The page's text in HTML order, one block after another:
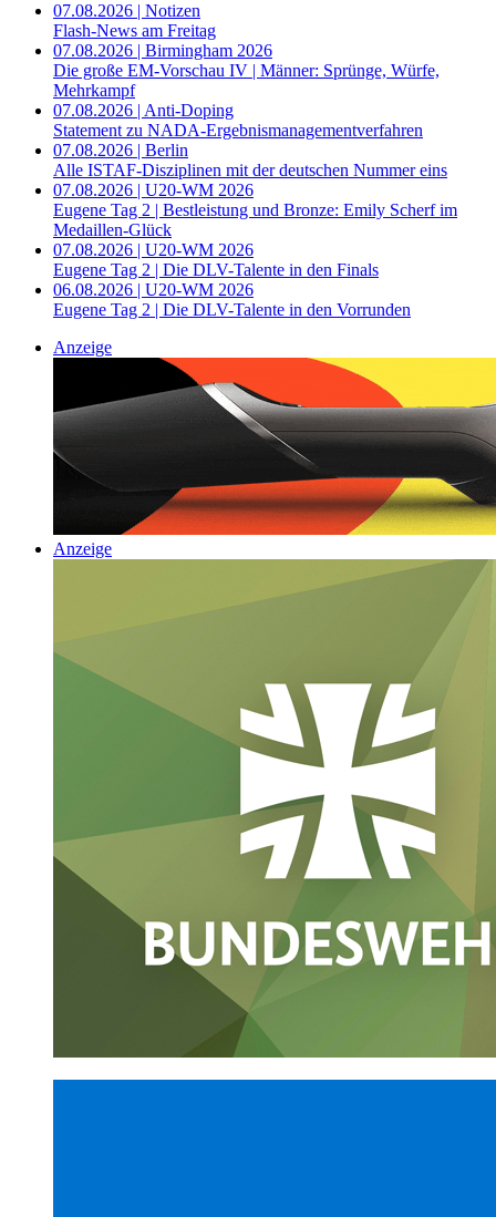
07.08.2026 | Notizen
Flash-News am Freitag
07.08.2026 | Birmingham 2026
Die große EM-Vorschau IV | Männer: Sprünge, Würfe,
Mehrkampf
07.08.2026 | Anti-Doping
Statement zu NADA-Ergebnismanagementverfahren
07.08.2026 | Berlin
Alle ISTAF-Disziplinen mit der deutschen Nummer eins
07.08.2026 | U20-WM 2026
Eugene Tag 2 | Bestleistung und Bronze: Emily Scherf im
Medaillen-Glück
07.08.2026 | U20-WM 2026
Eugene Tag 2 | Die DLV-Talente in den Finals
06.08.2026 | U20-WM 2026
Eugene Tag 2 | Die DLV-Talente in den Vorrunden
Anzeige
Anzeige